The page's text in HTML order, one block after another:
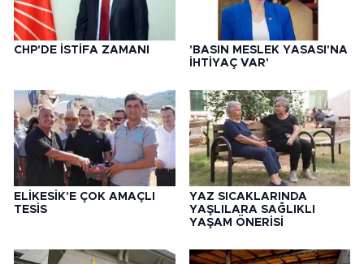
CHP'DE İSTİFA ZAMANI
'BASIN MESLEK YASASI'NA
İHTİYAÇ VAR'
ELİKESİK'E ÇOK AMAÇLI
TESİS
YAZ SICAKLARINDA
YAŞLILARA SAĞLIKLI
YAŞAM ÖNERİSİ